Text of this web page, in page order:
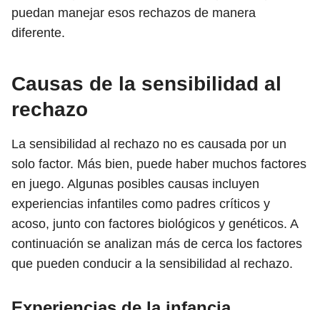
puedan manejar esos rechazos de manera
diferente.
Causas de la sensibilidad al
rechazo
La sensibilidad al rechazo no es causada por un
solo factor. Más bien, puede haber muchos factores
en juego. Algunas posibles causas incluyen
experiencias infantiles como padres críticos y
acoso, junto con factores biológicos y genéticos. A
continuación se analizan más de cerca los factores
que pueden conducir a la sensibilidad al rechazo.